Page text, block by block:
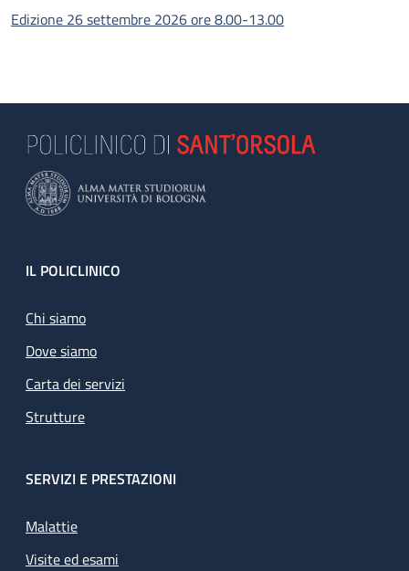
Edizione 26 settembre 2026 ore 8.00-13.00
Footer
IL POLICLINICO
Chi siamo
Dove siamo
Carta dei servizi
Strutture
SERVIZI E PRESTAZIONI
Malattie
Visite ed esami